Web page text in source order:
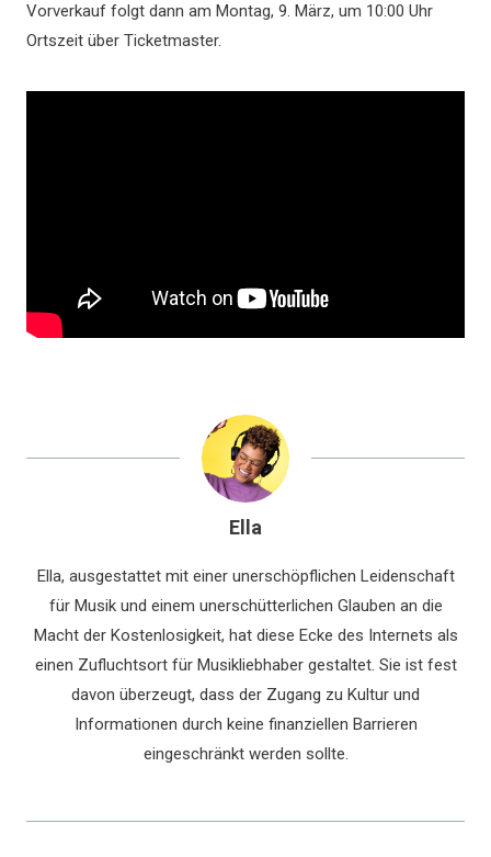
Vorverkauf folgt dann am Montag, 9. März, um 10:00 Uhr
Ortszeit über Ticketmaster.
Ella
Ella, ausgestattet mit einer unerschöpflichen Leidenschaft
für Musik und einem unerschütterlichen Glauben an die
Macht der Kostenlosigkeit, hat diese Ecke des Internets als
einen Zufluchtsort für Musikliebhaber gestaltet. Sie ist fest
davon überzeugt, dass der Zugang zu Kultur und
Informationen durch keine finanziellen Barrieren
eingeschränkt werden sollte.